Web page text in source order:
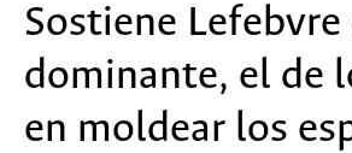
Sostiene
dominante, el de
en moldear los